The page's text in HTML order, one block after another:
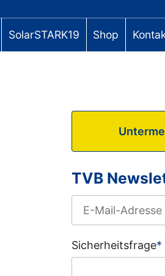
SolarSTARK19 Shop
TVB
Sicherheitsfrage*